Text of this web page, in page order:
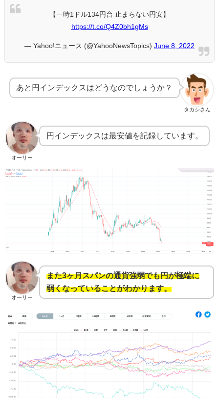
【一時1ドル134円台 止まらない円安】
https://t.co/Q4Z0bh1gMs
— Yahoo!ニュース (@YahooNewsTopics) June 8, 2022
タカシさん
あと円インデックスはどうなのでしょうか？
オーリー
円インデックスは最安値を記録しています。
オーリー
また3ヶ月スパンの通貨強弱でも円が極端に
弱くなっていることがわかります。